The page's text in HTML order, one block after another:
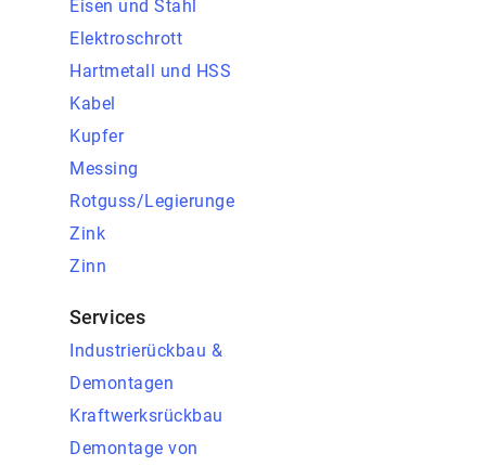
Eisen und Stahl
Elektroschrott
Hartmetall und HSS
Kabel
Kupfer
Messing
Rotguss/Legierunge
Zink
Zinn
Services
Industrierückbau &
Demontagen
Kraftwerksrückbau
Demontage von